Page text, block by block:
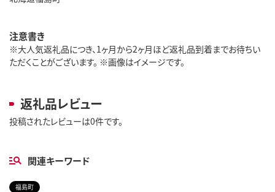
注意書き
※大人気返礼品につき、1ヶ月から2ヶ月ほど返礼品到着までお待ちい
ただくことがございます。 ※画像はイメージです。
返礼品レビュー
投稿されたレビューは0件です。
関連キーワード
福島町